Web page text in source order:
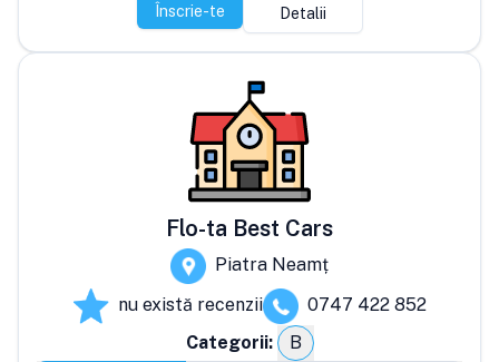
Înscrie-te Detalii
Flo-ta Best Cars
Piatra Neamț
nu există recenzii
0747 422 852
Categorii:
B